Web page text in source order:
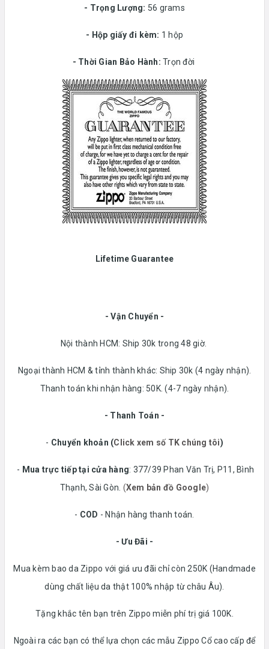
- Trọng Lượng: 56 grams
- Hộp giấy đi kèm: 1 hộp
- Thời Gian Bảo Hành: Trọn đời
Lifetime Guarantee
- Vận Chuyển -
Nội thành HCM: Ship 30k trong 48 giờ.
Ngoại thành HCM & tỉnh thành khác: Ship 30k (4 ngày nhận).
Thanh toán khi nhận hàng: 50K. (4-7 ngày nhận).
- Thanh Toán -
- Chuyển khoản (Click xem số TK chúng tôi)
- Mua trực tiếp tại cửa hàng: 377/39 Phan Văn Trị, P11, Bình
Thạnh, Sài Gòn. (Xem bản đồ Google)
- COD - Nhận hàng thanh toán.
- Ưu Đãi -
Mua kèm bao da Zippo với giá ưu đãi chỉ còn 250K (Handmade
dùng chất liệu da thật 100% nhập từ châu Âu).
Tặng khắc tên bạn trên Zippo miễn phí trị giá 100K.
Ngoài ra các bạn có thể lựa chọn các mẫu Zippo Cổ cao cấp để